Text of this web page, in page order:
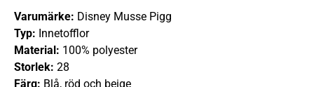
Varumärke: Disney Musse Pigg
Typ: Innetofflor
Material: 100% polyester
Storlek: 28
Färg: Blå, röd och beige